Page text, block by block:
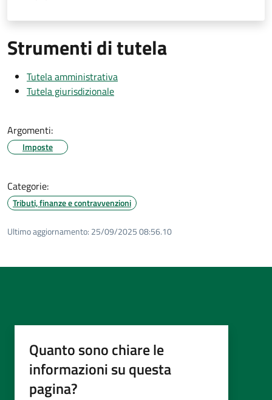
Strumenti di tutela
Tutela amministrativa
Tutela giurisdizionale
Argomenti:
Imposte
Categorie:
Tributi, finanze e contravvenzioni
Ultimo aggiornamento: 25/09/2025 08:56.10
Quanto sono chiare le
informazioni su questa
pagina?